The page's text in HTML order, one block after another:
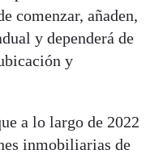
comenzar, añaden,
y dependerá de
y
a lo largo de 2022
inmobiliarias de